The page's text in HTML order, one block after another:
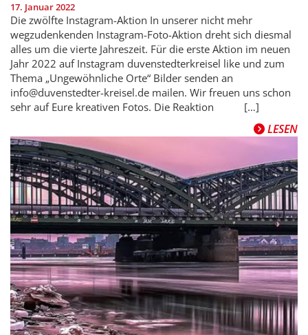
17. Januar 2022
Die zwölfte Instagram-Aktion In unserer nicht mehr
wegzudenkenden Instagram-Foto-Aktion dreht sich diesmal
alles um die vierte Jahreszeit. Für die erste Aktion im neuen
Jahr 2022 auf Instagram duvenstedterkreisel like und zum
Thema „Ungewöhnliche Orte“ Bilder senden an
info@duvenstedter-kreisel.de mailen. Wir freuen uns schon
sehr auf Eure kreativen Fotos. Die Reaktion […]
LESEN